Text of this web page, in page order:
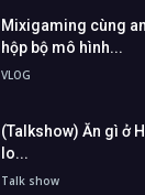
Mixigaming cùng
hộp bộ mô hình...
VLOG
(Talkshow) Ăn gì ở
lo...
Talk show